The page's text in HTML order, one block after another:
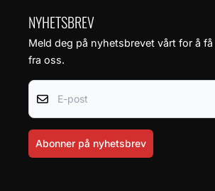
NYHETSBREV
Meld deg på nyhetsbrevet vårt for å
fra oss.
E-post
Abonner på nyhetsbrev